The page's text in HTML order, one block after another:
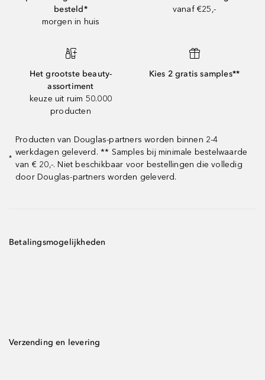
besteld*
morgen in huis
vanaf €25,-
Het grootste beauty-
assortiment
keuze uit ruim 50.000
producten
Kies 2 gratis samples**
*
Producten van Douglas-partners worden binnen 2-4
werkdagen geleverd. ** Samples bij minimale bestelwaarde
van € 20,-. Niet beschikbaar voor bestellingen die volledig
door Douglas-partners worden geleverd.
Betalingsmogelijkheden
Verzending en levering